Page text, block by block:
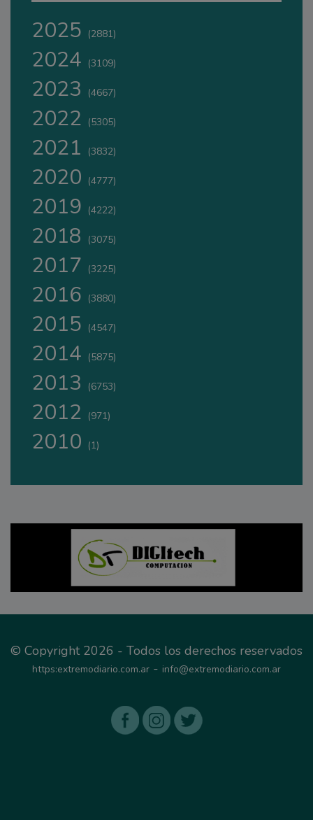
2025 (2881)
2024 (3109)
2023 (4667)
2022 (5305)
2021 (3832)
2020 (4777)
2019 (4222)
2018 (3075)
2017 (3225)
2016 (3880)
2015 (4547)
2014 (5875)
2013 (6753)
2012 (971)
2010 (1)
© Copyright 2026 - Todos los derechos reservados
https:extremodiario.com.ar - info@extremodiario.com.ar